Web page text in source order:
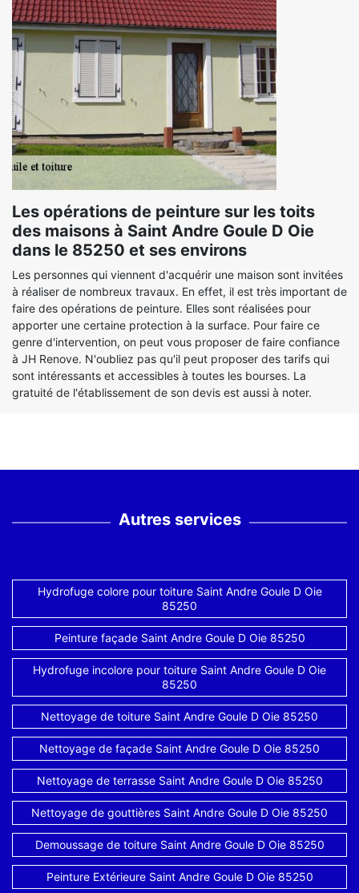
Les opérations de peinture sur les toits
des maisons à Saint Andre Goule D Oie
dans le 85250 et ses environs
Les personnes qui viennent d'acquérir une maison sont invitées
à réaliser de nombreux travaux. En effet, il est très important de
faire des opérations de peinture. Elles sont réalisées pour
apporter une certaine protection à la surface. Pour faire ce
genre d'intervention, on peut vous proposer de faire confiance
à JH Renove. N'oubliez pas qu'il peut proposer des tarifs qui
sont intéressants et accessibles à toutes les bourses. La
gratuité de l'établissement de son devis est aussi à noter.
Autres services
Hydrofuge colore pour toiture Saint Andre Goule D Oie
85250
Peinture façade Saint Andre Goule D Oie 85250
Hydrofuge incolore pour toiture Saint Andre Goule D Oie
85250
Nettoyage de toiture Saint Andre Goule D Oie 85250
Nettoyage de façade Saint Andre Goule D Oie 85250
Nettoyage de terrasse Saint Andre Goule D Oie 85250
Nettoyage de gouttières Saint Andre Goule D Oie 85250
Demoussage de toiture Saint Andre Goule D Oie 85250
Peinture Extérieure Saint Andre Goule D Oie 85250